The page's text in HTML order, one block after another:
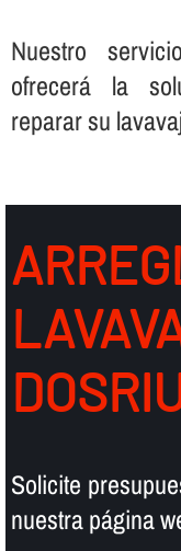
Nuestro
ofrecerá la
reparar su
Solicite
nuestra página